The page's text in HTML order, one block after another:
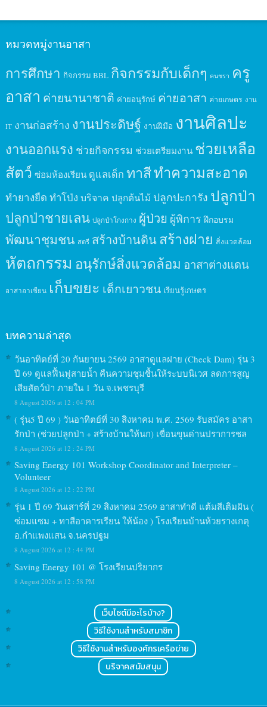
หมวดหมู่งานอาสา
การศึกษา กิจกรรม BBL กิจกรรมกับเด็กๆ คนชรา ครู
อาสา ค่ายนานาชาติ ค่ายอนุรักษ์ ค่ายอาสา ค่ายเกษตร งาน
IT งานก่อสร้าง งานประดิษฐ์ งานฝีมือ งานศิลปะ
งานออกแรง ช่วยกิจกรรม ช่วยเตรียมงาน ช่วยเหลือ
สัตว์ ซ่อมห้องเรียน ดูแลเด็ก ทาสีทำความสะอาด
ทำยางยืด ทำโป่ง บริจาค ปลูกต้นไม้ ปลูกปะการัง ปลูกป่า
ปลูกป่าชายเลน ปลูกป่าโกงกาง ผู้ป่วย ผู้พิการ ฝึกอบรม
พัฒนาชุมชน สตรี สร้างบ้านดินสร้างฝาย สิ่งแวดล้อม
หัตถกรรม อนุรักษ์สิ่งแวดล้อม อาสาต่างแดน
อาสาอาเซียน เก็บขยะ เด็กเยาวชน เรียนรู้เกษตร
บทความล่าสุด
วันอาทิตย์ที่ 20 กันยายน 2569 อาสาดูแลฝาย (Check Dam) รุ่น 3
ปี 69 ดูแลฟื้นฟูสายน้ำ คืนความชุมชื้นให้ระบบนิเวศ ลดการสูญ
เสียสัตว์ป่า ภายใน 1 วัน จ.เพชรบุรี
8 August 2026 at 12 : 04 PM
( รุ่น5 ปี 69 ) วันอาทิตย์ที่ 30 สิงหาคม พ.ศ. 2569 รับสมัคร อาสา
รักป่า (ช่วยปลูกป่า + สร้างบ้านให้นก) เขื่อนขุนด่านปราการชล
8 August 2026 at 12 : 24 PM
Saving Energy 101 Workshop Coordinator and Interpreter –
Volunteer
8 August 2026 at 12 : 22 PM
รุ่น 1 ปี 69 วันเสาร์ที่ 29 สิงหาคม 2569 อาสาทำดี แต้มสีเติมฝัน (
ซ่อมแซม + ทาสีอาคารเรียน ให้น้อง ) โรงเรียนบ้านห้วยรางเกตุ
อ.กำแพงแสน จ.นครปฐม
8 August 2026 at 12 : 44 PM
Saving Energy 101 @ โรงเรียนปริยากร
8 August 2026 at 12 : 58 PM
เว็บไซต์มีอะไรบ้าง?
วิธีใช้งานสำหรับสมาชิก
วิธีใช้งานสำหรับองค์กรเครือข่าย
บริจาคสนับสนุน